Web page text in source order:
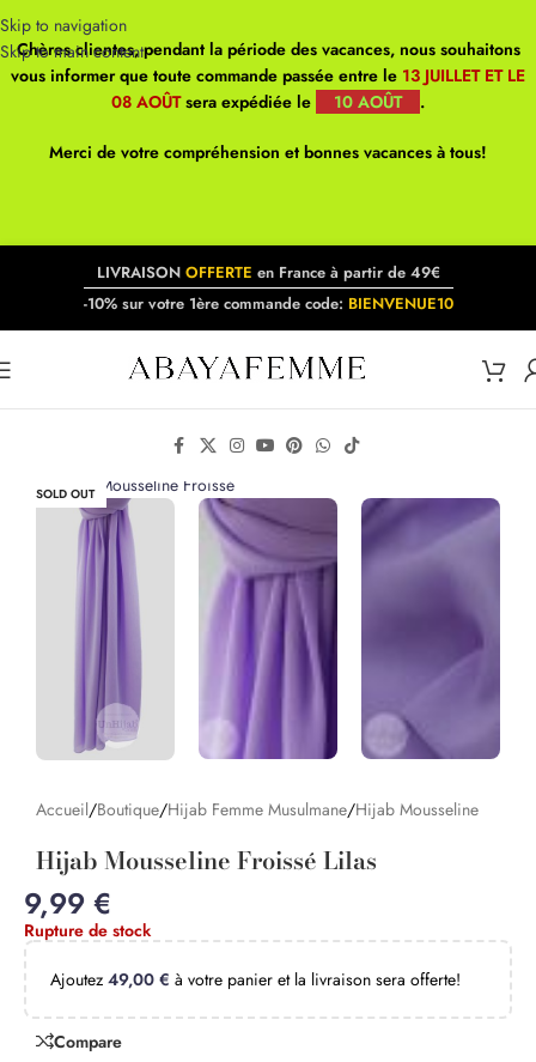
Skip to navigation
Skip to main content
Chères clientes, pendant la période des vacances, nous souhaitons
vous informer que toute commande passée entre le 13 JUILLET ET LE
08 AOÛTsera expédiée le 10 AOÛT .
Merci de votre compréhension et bonnes vacances à tous!
LIVRAISON OFFERTE en France à partir de 49€
-10% sur votre 1ère commande code: BIENVENUE10
SOLD OUT
Click to enlarge
Accueil/Boutique/Hijab Femme Musulmane/Hijab Mousseline
Hijab Mousseline Froissé Lilas
9,99 €
Rupture de stock
Ajoutez 49,00 € à votre panier et la livraison sera offerte!
Compare